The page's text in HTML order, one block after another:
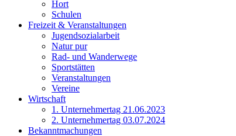
Hort
Schulen
Freizeit & Veranstaltungen
Jugendsozialarbeit
Natur pur
Rad- und Wanderwege
Sportstätten
Veranstaltungen
Vereine
Wirtschaft
1. Unternehmertag 21.06.2023
2. Unternehmertag 03.07.2024
Bekanntmachungen